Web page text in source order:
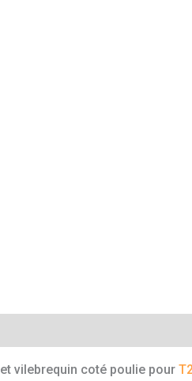
vilebrequin coté poulie pour